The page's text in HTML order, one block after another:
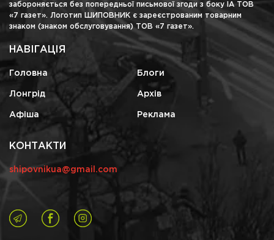
забороняється без попередньої письмової згоди з боку ІА ТОВ
«7 газет». Логотип ШИПОВНИК є зареєстрованим товарним
знаком (знаком обслуговування) ТОВ «7 газет».
НАВІГАЦІЯ
Головна Блоги
Лонгрід Архів
Афіша Реклама
КОНТАКТИ
shipovnikua@gmail.com